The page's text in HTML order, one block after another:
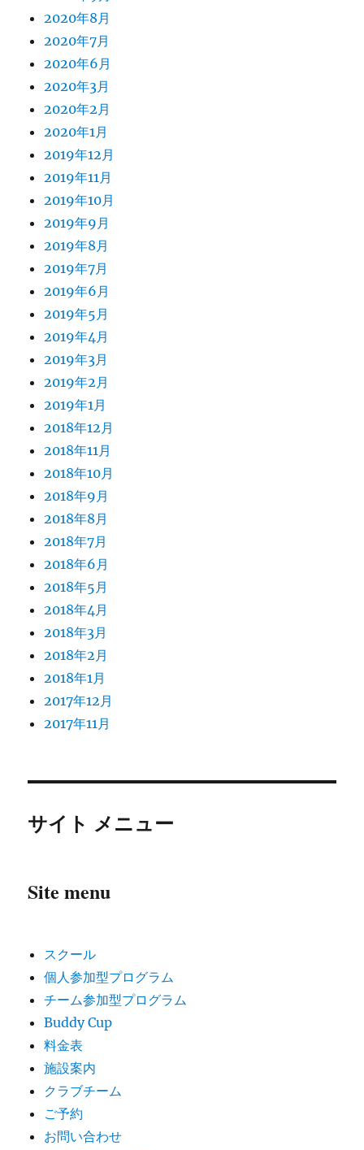
2020年8月
2020年7月
2020年6月
2020年3月
2020年2月
2020年1月
2019年12月
2019年11月
2019年10月
2019年9月
2019年8月
2019年7月
2019年6月
2019年5月
2019年4月
2019年3月
2019年2月
2019年1月
2018年12月
2018年11月
2018年10月
2018年9月
2018年8月
2018年7月
2018年6月
2018年5月
2018年4月
2018年3月
2018年2月
2018年1月
2017年12月
2017年11月
サイト メニュー
Site menu
スクール
個人参加型プログラム
チーム参加型プログラム
Buddy Cup
料金表
施設案内
クラブチーム
ご予約
お問い合わせ